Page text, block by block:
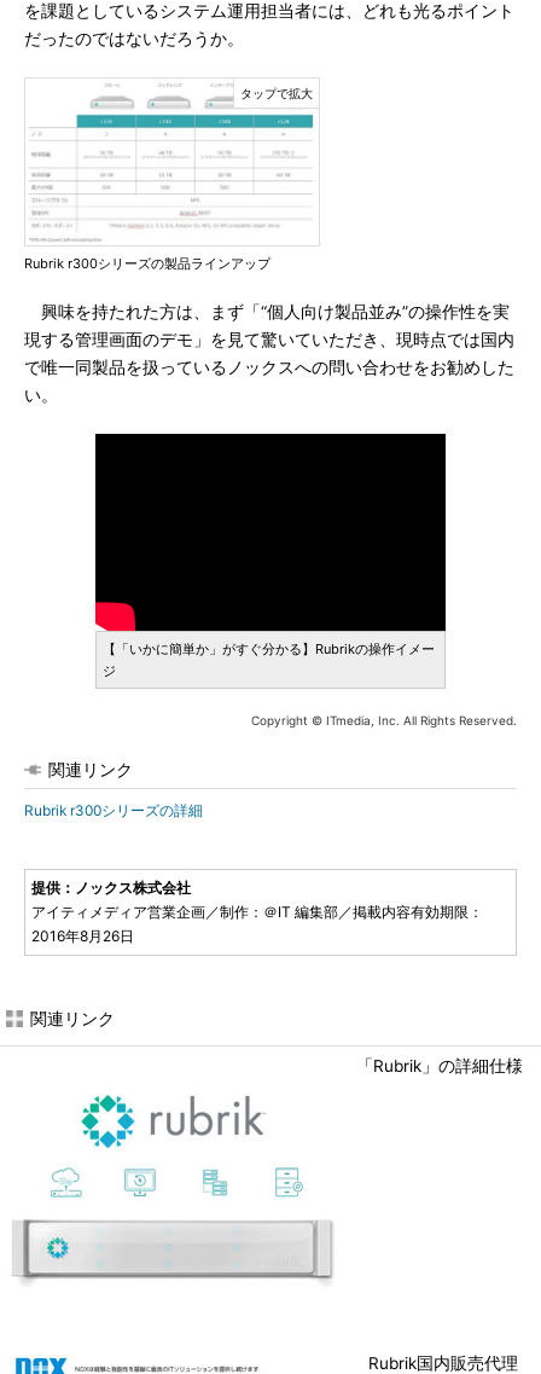
を課題としているシステム運用担当者には、どれも光るポイント
だったのではないだろうか。
Rubrik r300シリーズの製品ラインアップ
興味を持たれた方は、まず「“個人向け製品並み”の操作性を実
現する管理画面のデモ」を見て驚いていただき、現時点では国内
で唯一同製品を扱っているノックスへの問い合わせをお勧めした
い。
【「いかに簡単か」がすぐ分かる】Rubrikの操作イメー
ジ
Copyright © ITmedia, Inc. All Rights Reserved.
関連リンク
Rubrik r300シリーズの詳細
提供：ノックス株式会社
アイティメディア営業企画／制作：＠IT 編集部／掲載内容有効期限：
2016年8月26日
関連リンク
「Rubrik」の詳細仕様
Rubrik国内販売代理